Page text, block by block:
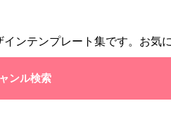
ンテンプレート集です。お
ンル検索